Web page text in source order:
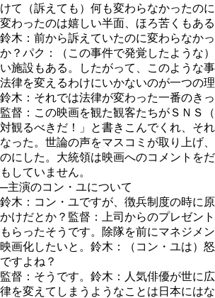
けて（訴えても）何も変わらなかったの
変わったのは嬉しい半面、ほろ苦くもある
鈴木：前から訴えていたのに変わらなか
か？パク：（この事件で発覚したような
い施設もある。したがって、このような
法律を変えるわけにいかないのが一つの理
鈴木：それでは法律が変わった一番のき
監督：この映画を観た観客たちがＳＮＳ
対観るべきだ！」と書きこんでくれ、そ
なった。世論の声をマスコミが取り上げ
のにした。大統領は映画へのコメントを
もしていません。
─主演のコン・ユについて
鈴木：コン・ユですが、徴兵制度の時に
かけだとか？監督：上司からのプレゼン
もらったそうです。除隊を前にマネジメ
映画化したいと。鈴木：（コン・ユは）
ですよね？
監督：そうです。鈴木：人気俳優が世に
律を変えてしまうようなことは日本には